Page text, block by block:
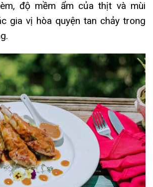
độ mềm ẩm của thịt và mùi
gia vị hòa quyện tan chảy trong